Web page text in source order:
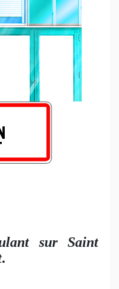
sur Saint
.